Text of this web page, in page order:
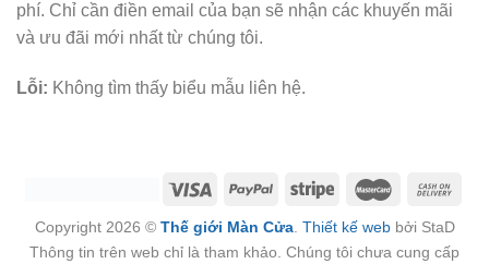
phí. Chỉ cần điền email của bạn sẽ nhận các khuyến mãi
và ưu đãi mới nhất từ chúng tôi.
Lỗi: Không tìm thấy biểu mẫu liên hệ.
Copyright 2026 © Thế giới Màn Cửa. Thiết kế webbởi StaD
Thông tin trên web chỉ là tham khảo. Chúng tôi chưa cung cấp